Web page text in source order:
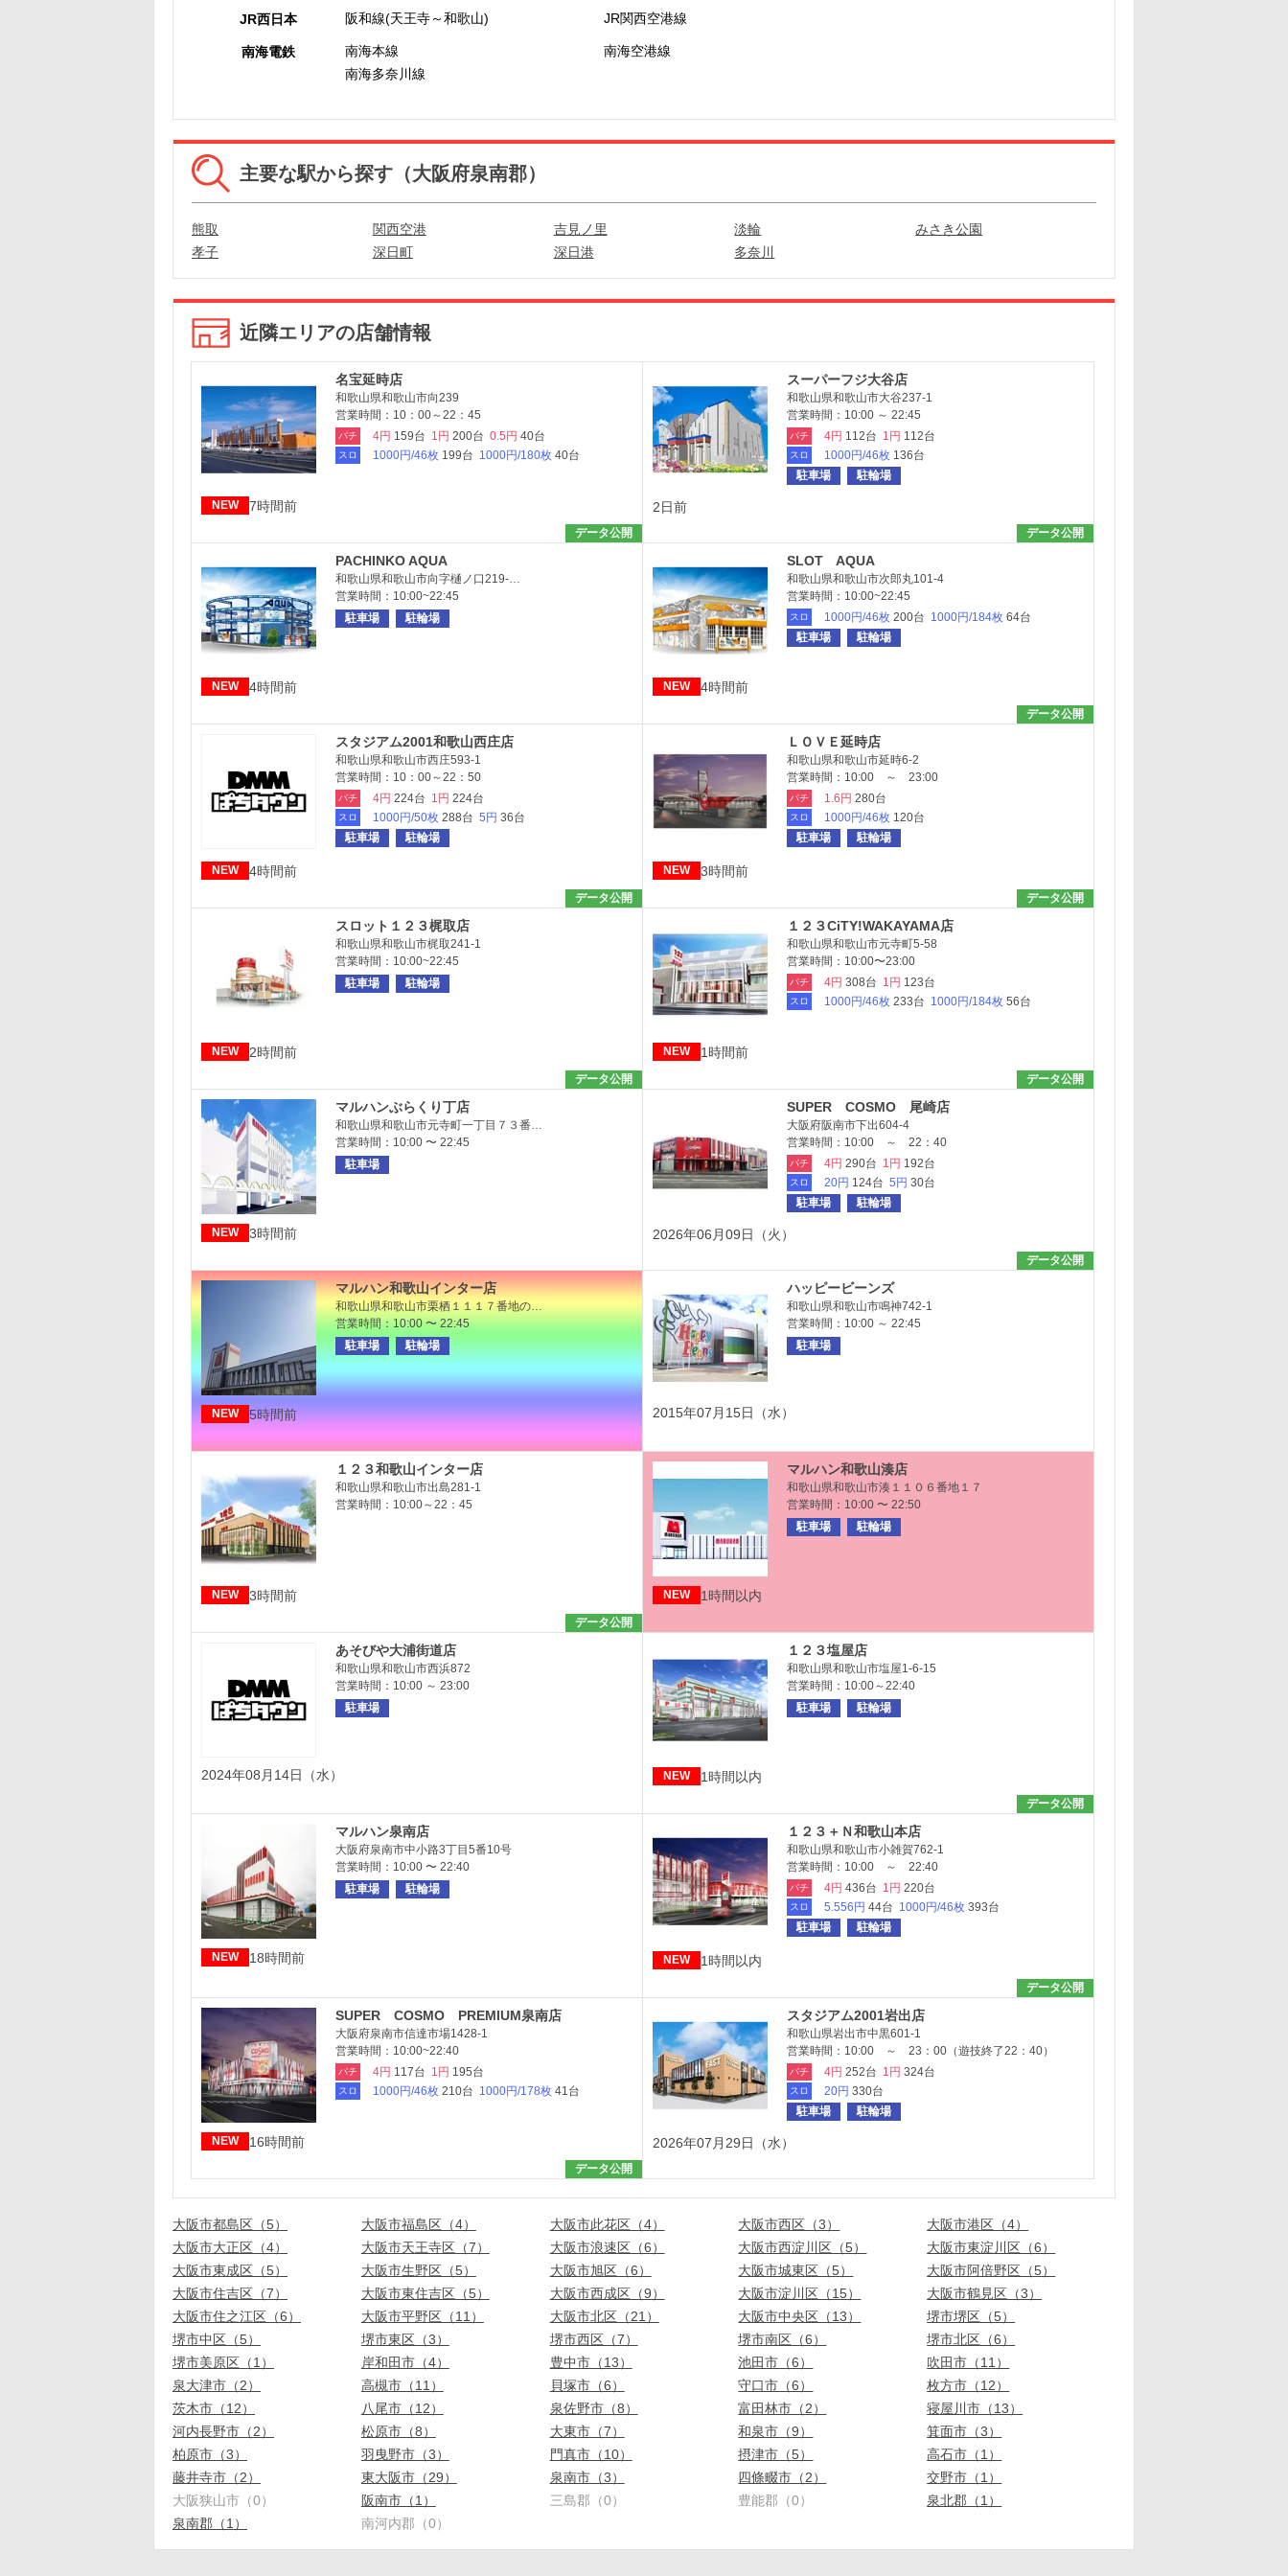
JR西日本 阪和線(天王寺～和歌山) JR関西空港線
南海電鉄 南海本線
南海空港線
南海多奈川線
主要な駅から探す（大阪府泉南郡）
熊取 関西空港 吉見ノ里 淡輪
みさき公園
孝子
深日町 深日港 多奈川
近隣エリアの店舗情報
名宝延時店
和歌山県和歌山市向239
営業時間：10：00～22：45
パチ 4円 159台 1円 200台 0.5円 40台
スロ 1000円/46枚 199台 1000円/180枚 40台
NEW 7時間前
データ公開
スーパーフジ大谷店
和歌山県和歌山市大谷237-1
営業時間：10:00 ～ 22:45
パチ 4円 112台 1円 112台
スロ 1000円/46枚 136台
駐車場
駐輪場
2日前
データ公開
PACHINKO AQUA
和歌山県和歌山市向字樋ノ口219-…
営業時間：10:00~22:45
駐車場
駐輪場
NEW 4時間前
SLOT AQUA
和歌山県和歌山市次郎丸101-4
営業時間：10:00~22:45
スロ 1000円/46枚 200台 1000円/184枚 64台
駐車場
駐輪場
NEW 4時間前
データ公開
スタジアム2001和歌山西庄店
和歌山県和歌山市西庄593-1
営業時間：10：00～22：50
パチ 4円 224台 1円 224台
スロ 1000円/50枚 288台 5円 36台
駐車場
駐輪場
NEW 4時間前
データ公開
ＬＯＶＥ延時店
和歌山県和歌山市延時6-2
営業時間：10:00 ～ 23:00
パチ 1.6円 280台
スロ 1000円/46枚 120台
駐車場
駐輪場
NEW 3時間前
データ公開
スロット１２３梶取店
和歌山県和歌山市梶取241-1
営業時間：10:00~22:45
駐車場
駐輪場
NEW 2時間前
データ公開
１２３CiTY!WAKAYAMA店
和歌山県和歌山市元寺町5-58
営業時間：10:00〜23:00
パチ 4円 308台 1円 123台
スロ 1000円/46枚 233台 1000円/184枚 56台
NEW 1時間前
データ公開
マルハンぶらくり丁店
和歌山県和歌山市元寺町一丁目７３番…
営業時間：10:00 〜 22:45
駐車場
NEW 3時間前
SUPER COSMO 尾崎店
大阪府阪南市下出604-4
営業時間：10:00 ～ 22：40
パチ 4円 290台 1円 192台
スロ 20円 124台 5円 30台
駐車場
駐輪場
2026年06月09日（火）
データ公開
マルハン和歌山インター店
和歌山県和歌山市栗栖１１１７番地の…
営業時間：10:00 〜 22:45
駐車場
駐輪場
NEW 5時間前
ハッピービーンズ
和歌山県和歌山市鳴神742-1
営業時間：10:00 ～ 22:45
駐車場
2015年07月15日（水）
１２３和歌山インター店
和歌山県和歌山市出島281-1
営業時間：10:00～22：45
NEW 3時間前
データ公開
マルハン和歌山湊店
和歌山県和歌山市湊１１０６番地１７
営業時間：10:00 〜 22:50
駐車場
駐輪場
NEW 1時間以内
あそびや大浦街道店
和歌山県和歌山市西浜872
営業時間：10:00 ～ 23:00
駐車場
2024年08月14日（水）
１２３塩屋店
和歌山県和歌山市塩屋1-6-15
営業時間：10:00～22:40
駐車場
駐輪場
NEW 1時間以内
データ公開
マルハン泉南店
大阪府泉南市中小路3丁目5番10号
営業時間：10:00 〜 22:40
駐車場
駐輪場
NEW 18時間前
１２３＋Ｎ和歌山本店
和歌山県和歌山市小雑賀762-1
営業時間：10:00 ～ 22:40
パチ 4円 436台 1円 220台
スロ 5.556円 44台 1000円/46枚 393台
駐車場
駐輪場
NEW 1時間以内
データ公開
SUPER COSMO PREMIUM泉南店
大阪府泉南市信達市場1428-1
営業時間：10:00~22:40
パチ 4円 117台 1円 195台
スロ 1000円/46枚 210台 1000円/178枚 41台
NEW 16時間前
データ公開
スタジアム2001岩出店
和歌山県岩出市中黒601-1
営業時間：10:00 ～ 23：00（遊技終了22：40）
パチ 4円 252台 1円 324台
スロ 20円 330台
駐車場
駐輪場
2026年07月29日（水）
大阪市都島区（5） 大阪市福島区（4） 大阪市此花区（4） 大阪市西区（3）
大阪市港区（4）
大阪市大正区（4）
大阪市天王寺区（7） 大阪市浪速区（6） 大阪市西淀川区（5）
大阪市東淀川区（6）
大阪市東成区（5）
大阪市生野区（5） 大阪市旭区（6） 大阪市城東区（5）
大阪市阿倍野区（5）
大阪市住吉区（7）
大阪市東住吉区（5） 大阪市西成区（9） 大阪市淀川区（15）
大阪市鶴見区（3）
大阪市住之江区（6）
大阪市平野区（11） 大阪市北区（21） 大阪市中央区（13）
堺市堺区（5）
堺市中区（5）
堺市東区（3） 堺市西区（7） 堺市南区（6）
堺市北区（6）
堺市美原区（1）
岸和田市（4） 豊中市（13） 池田市（6）
吹田市（11）
泉大津市（2）
高槻市（11） 貝塚市（6） 守口市（6）
枚方市（12）
茨木市（12）
八尾市（12） 泉佐野市（8） 富田林市（2）
寝屋川市（13）
河内長野市（2）
松原市（8） 大東市（7） 和泉市（9）
箕面市（3）
柏原市（3）
羽曳野市（3） 門真市（10） 摂津市（5）
高石市（1）
藤井寺市（2）
東大阪市（29） 泉南市（3） 四條畷市（2）
交野市（1）
大阪狭山市（0）
阪南市（1） 三島郡（0） 豊能郡（0）
泉北郡（1）
泉南郡（1）
南河内郡（0）